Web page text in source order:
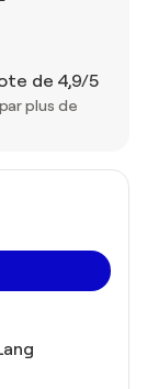
de 4,9/5
plus de